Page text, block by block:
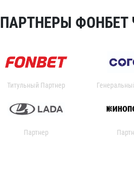
ПАРТНЕРЫ ФОНБЕТ
Титульный Партнер
Партнер